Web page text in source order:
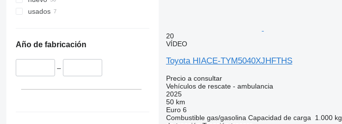
usados
Año de fabricación
–
20
VÍDEO
Toyota HIACE-TYM5040XJHFTHS
Precio a consultar
Vehículos de rescate - ambulancia
2025
50 km
Euro 6
Combustible gas/gasolina Capacidad de carga 1.000 kg